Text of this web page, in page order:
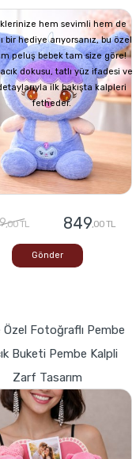
hem sevimli hem de
bir hediye arıyorsanız, bu özel
peluş bebek tam size göre!
dokusu, tatlı yüz ifadesi ve
ilk bakışta kalpleri
fetheder.
,00 TL 849,00 TL
Gönder
Özel Fotoğraflı Pembe
Buketi Pembe Kalpli
Zarf Tasarım